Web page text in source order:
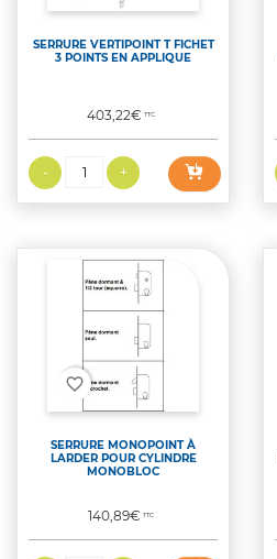
SERRURE VERTIPOINT T FICHET
3 POINTS EN APPLIQUE
Prix
403,22€TTC
favorite_border
SERRURE MONOPOINT À
LARDER POUR CYLINDRE
MONOBLOC
Prix
140,89€TTC